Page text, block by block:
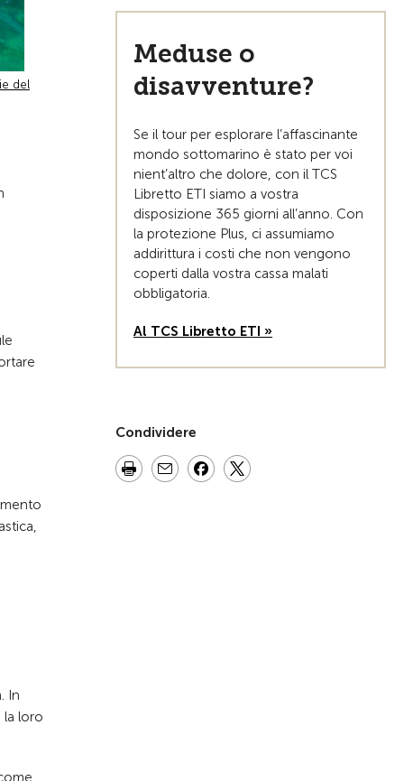
del
In
la loro
Meduse o
disavventure?
Se il tour per esplorare l’affascinante
mondo sottomarino è stato per voi
nient’altro che dolore, con il TCS
Libretto ETI siamo a vostra
disposizione 365 giorni all’anno. Con
la protezione Plus, ci assumiamo
addirittura i costi che non vengono
coperti dalla vostra cassa malati
obbligatoria.
Al TCS Libretto ETI »
Condividere